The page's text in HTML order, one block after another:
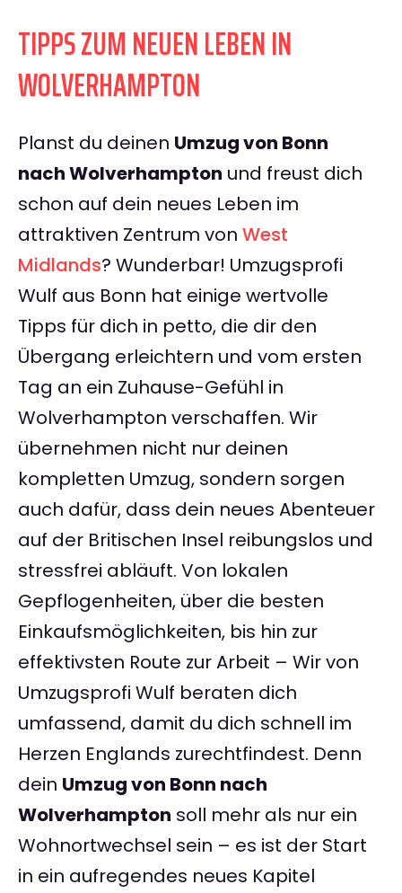
TIPPS ZUM NEUEN LEBEN IN
WOLVERHAMPTON
Planst du deinen Umzug von Bonn
nach Wolverhampton und freust dich
schon auf dein neues Leben im
attraktiven Zentrum von West
Midlands? Wunderbar! Umzugsprofi
Wulf aus Bonn hat einige wertvolle
Tipps für dich in petto, die dir den
Übergang erleichtern und vom ersten
Tag an ein Zuhause-Gefühl in
Wolverhampton verschaffen. Wir
übernehmen nicht nur deinen
kompletten Umzug, sondern sorgen
auch dafür, dass dein neues Abenteuer
auf der Britischen Insel reibungslos und
stressfrei abläuft. Von lokalen
Gepflogenheiten, über die besten
Einkaufsmöglichkeiten, bis hin zur
effektivsten Route zur Arbeit – Wir von
Umzugsprofi Wulf beraten dich
umfassend, damit du dich schnell im
Herzen Englands zurechtfindest. Denn
dein Umzug von Bonn nach
Wolverhampton soll mehr als nur ein
Wohnortwechsel sein – es ist der Start
in ein aufregendes neues Kapitel